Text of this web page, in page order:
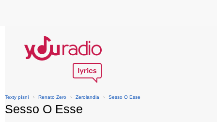
Texty písní › Renato Zero › Zerolandia › Sesso O Esse
Sesso O Esse